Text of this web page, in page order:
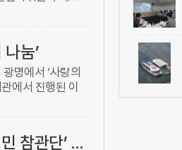
상구 사업장 안
눔’
명에서 ‘사랑의
에서 진행된 이
을 비롯해 광명
“원전 안전 국민이 직접 챙긴다”… 한수원, ‘안전시민 참관단’ 가동